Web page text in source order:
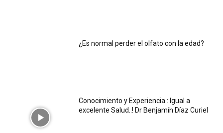
¿Es normal perder el olfato con la edad?
Conocimiento y Experiencia : Igual a
excelente Salud..! Dr Benjamín Díaz Curiel